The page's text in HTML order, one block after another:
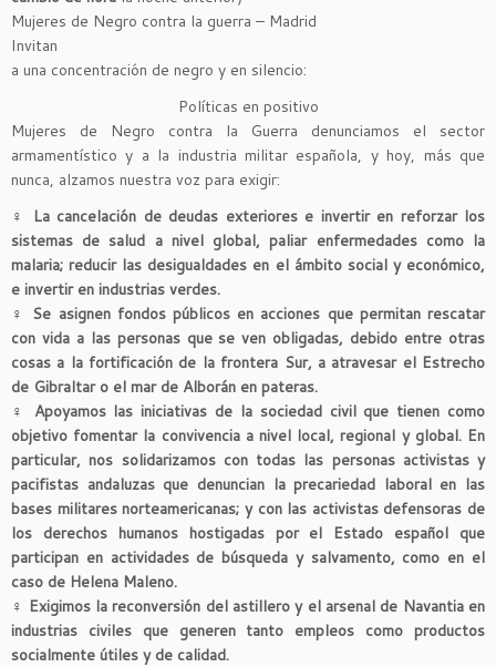
Mujeres de Negro contra la guerra – Madrid
Invitan
a una concentración de negro y en silencio:
Políticas en positivo
Mujeres de Negro contra la Guerra denunciamos el sector
armamentístico y a la industria militar española, y hoy, más que
nunca, alzamos nuestra voz para exigir:
♀
La cancelación de deudas exteriores e invertir en reforzar los
sistemas de salud a nivel global, paliar enfermedades como la
malaria; reducir las desigualdades en el ámbito social y económico,
e invertir en industrias verdes.
♀ Se asignen fondos públicos en acciones que permitan rescatar
con vida a las personas que se ven obligadas, debido entre otras
cosas a la fortificación de la frontera Sur, a atravesar el Estrecho
de Gibraltar o el mar de Alborán en pateras.
♀
Apoyamos las iniciativas de la sociedad civil que tienen como
objetivo fomentar la convivencia a nivel local, regional y global. En
particular, nos solidarizamos con todas las personas activistas y
pacifistas andaluzas que denuncian la precariedad laboral en las
bases militares norteamericanas; y con las activistas defensoras de
los derechos humanos hostigadas por el Estado español que
participan en actividades de búsqueda y salvamento, como en el
caso de Helena Maleno.
♀ Exigimos la reconversión del astillero y el arsenal de Navantia en
industrias civiles que generen tanto empleos como productos
socialmente útiles y de calidad.